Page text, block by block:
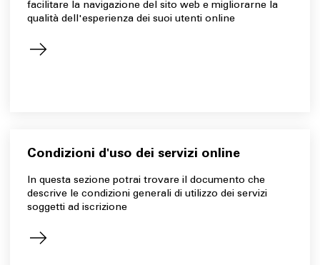
facilitare la navigazione del sito web e migliorarne la
qualità dell'esperienza dei suoi utenti online
Condizioni d'uso dei servizi online
ln questa sezione potrai trovare il documento che
descrive le condizioni generali di utilizzo dei servizi
soggetti ad iscrizione